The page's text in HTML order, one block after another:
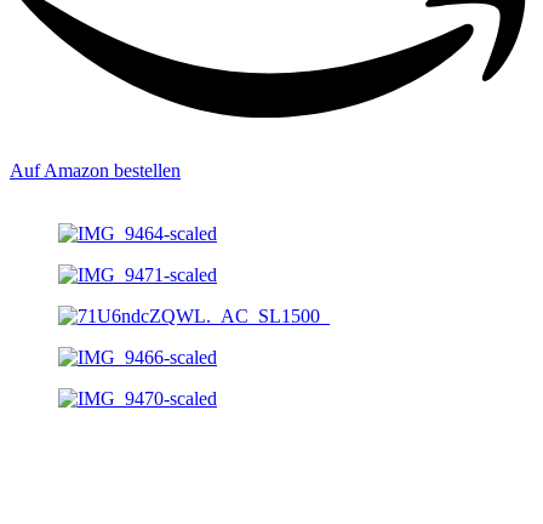
Auf Amazon bestellen